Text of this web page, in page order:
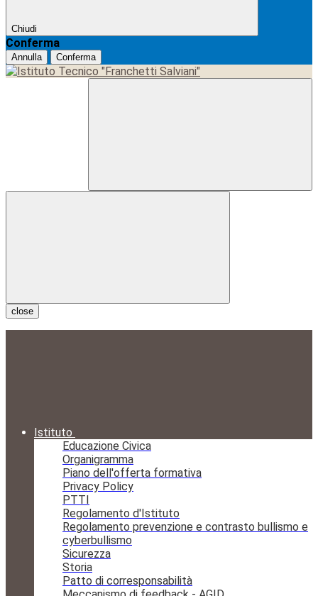
Chiudi
Conferma
Annulla Conferma
close
Istituto
Educazione Civica
Organigramma
Piano dell'offerta formativa
Privacy Policy
PTTI
Regolamento d'Istituto
Regolamento prevenzione e contrasto bullismo e
cyberbullismo
Sicurezza
Storia
Patto di corresponsabilità